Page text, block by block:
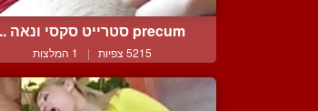
precum סטרייט סקסי ונאה ...
5215 צפיות | 1 המלצות